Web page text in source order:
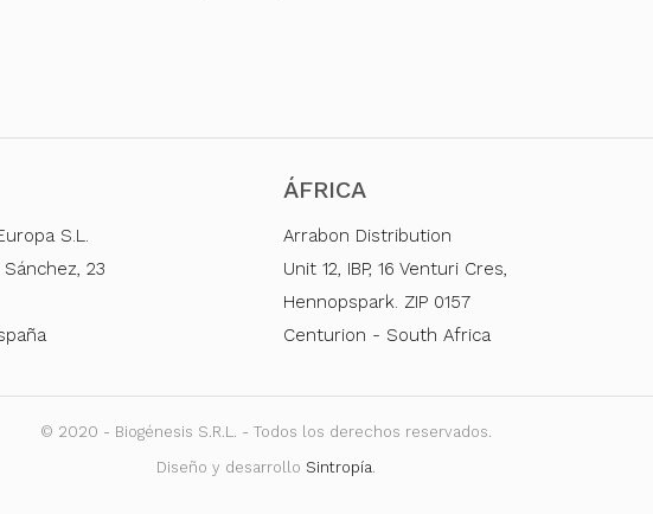
S.L.
23
ÁFRICA
Arrabon Distribution
Unit 12, IBP, 16 Venturi Cres,
Hennopspark. ZIP 0157
Centurion - South Africa
© 2020 - Biogénesis S.R.L. - Todos los derechos reservados.
Diseño y desarrollo Sintropía